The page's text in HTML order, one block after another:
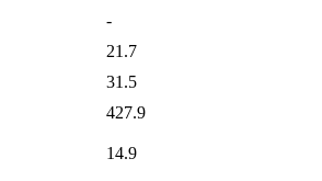
-
21.7
31.5
427.9
14.9